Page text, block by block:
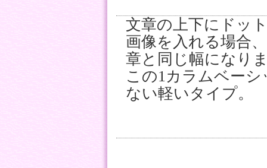
文章の上下にドッ
画像を入れる場合
章と同じ幅になり
この1カラムベー
ない軽いタイプ。